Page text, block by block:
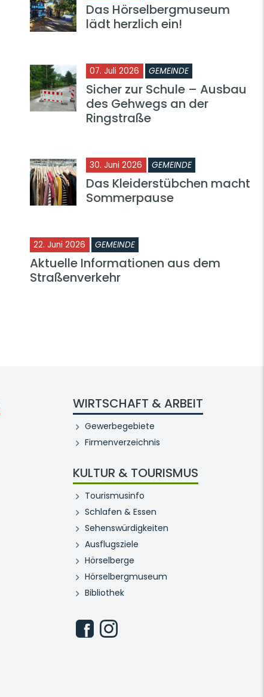
Das Hörselbergmuseum
lädt herzlich ein!
07. Juli 2026 GEMEINDE
Sicher zur Schule – Ausbau
des Gehwegs an der
Ringstraße
30. Juni 2026 GEMEINDE
Das Kleiderstübchen macht
Sommerpause
22. Juni 2026 GEMEINDE
Aktuelle Informationen aus dem
Straßenverkehr
WIRTSCHAFT & ARBEIT
Gewerbegebiete
Firmenverzeichnis
KULTUR & TOURISMUS
Tourismusinfo
Schlafen & Essen
Sehenswürdigkeiten
Ausflugsziele
Hörselberge
Hörselbergmuseum
Bibliothek